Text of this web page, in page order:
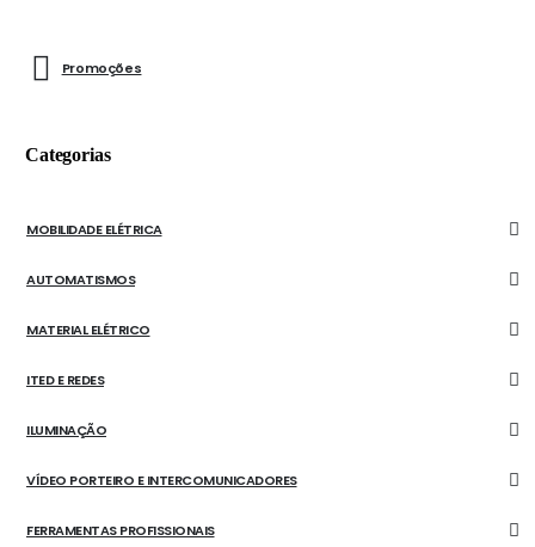
Promoções
Categorias
MOBILIDADE ELÉTRICA
AUTOMATISMOS
MATERIAL ELÉTRICO
ITED E REDES
ILUMINAÇÃO
VÍDEO PORTEIRO E INTERCOMUNICADORES
FERRAMENTAS PROFISSIONAIS